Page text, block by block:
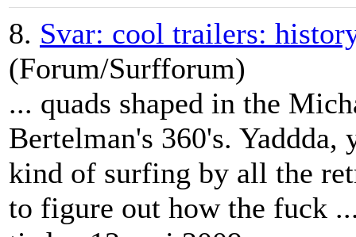
8. Svar: cool trailers:
(Forum/Surfforum)
... quads shaped in the
Bertelman's 360's. Yaddda,
kind of surfing by all the
to figure out how the fuck